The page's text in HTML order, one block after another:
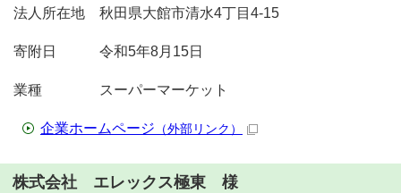
法人所在地 秋田県大館市清水4丁目4-15
寄附日 令和5年8月15日
業種 スーパーマーケット
企業ホームページ （外部リンク）
株式会社 エレックス極東 様